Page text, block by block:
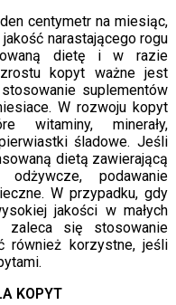
centymetr na miesiąc,
narastającego rogu
dietę i w razie
kopyt ważne jest
suplementów
W rozwoju kopyt
witaminy, minerały,
śladowe. Jeśli
dietą zawierającą
podawanie
W przypadku, gdy
jakości w małych
zaleca się stosowanie
również korzystne, jeśli
KOPYT